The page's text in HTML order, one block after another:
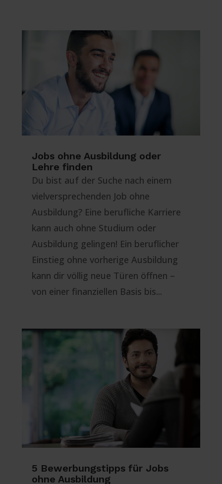
Jobs ohne Ausbildung oder
Lehre finden
Du bist auf der Suche nach einem
vielversprechenden Job ohne
Ausbildung? Eine berufliche Karriere
kann auch ohne Studium oder
Ausbildung gelingen! Ein beruflicher
Einstieg ohne vorherige Ausbildung
kann dir völlig neue Türen öffnen –
von einer finanziellen Basis bis...
5 Bewerbungstipps für Jobs
ohne Ausbildung